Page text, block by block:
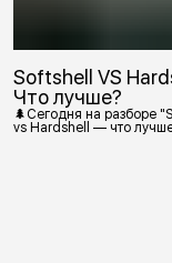
Softshell VS
Что лучше?
🌲Сегодня на разборе
vs Hardshell — что